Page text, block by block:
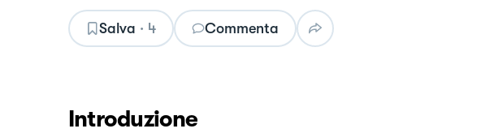
Salva · 4 Commenta
Introduzione